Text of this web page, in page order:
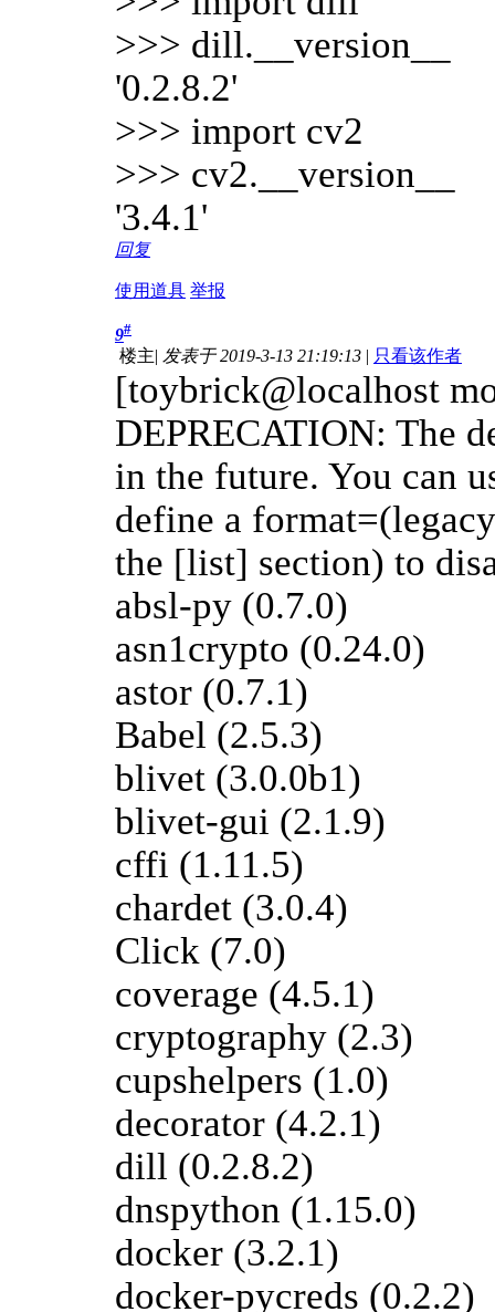
>>> dill.__version__
'0.2.8.2'
>>> import cv2
>>> cv2.__version__
'3.4.1'
回复
使用道具 举报
9#
楼主| 发表于 2019-3-13 21:19:13 | 只看该作者
[toybrick@localhost
DEPRECATION: The
in the future. You can
define a
the [list] section) to
absl-py (0.7.0)
asn1crypto (0.24.0)
astor (0.7.1)
Babel (2.5.3)
blivet (3.0.0b1)
blivet-gui (2.1.9)
cffi (1.11.5)
chardet (3.0.4)
Click (7.0)
coverage (4.5.1)
cryptography (2.3)
cupshelpers (1.0)
decorator (4.2.1)
dill (0.2.8.2)
dnspython (1.15.0)
docker (3.2.1)
docker-pycreds (0.2.2)